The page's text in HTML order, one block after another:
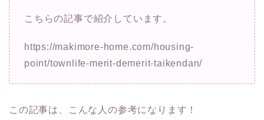
こちらの記事で紹介しています。
https://makimore-home.com/housing-
point/townlife-merit-demerit-taikendan/
この記事は、こんな人の参考になります！